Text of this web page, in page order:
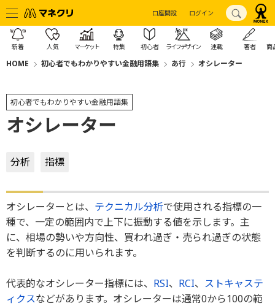
口座開設 ログイン
新着 人気 マーケット 特集 初心者 ライフデザイン 連載 著者 商
HOME 初心者でもわかりやすい金融用語集 あ行 オシレーター
初心者でもわかりやすい金融用語集
オシレーター
分析 指標
オシレーターとは、 テクニカル分析で使用される指標の一
種で、一定の範囲内で上下に振動する値を示します。主
に、相場の勢いや方向性、買われ過ぎ・売られ過ぎの状態
を判断するのに用いられます。
代表的なオシレーター指標には、 RSI、 RCI、 ストキャステ
ィクスなどがあります。オシレーターは通常0から100の範